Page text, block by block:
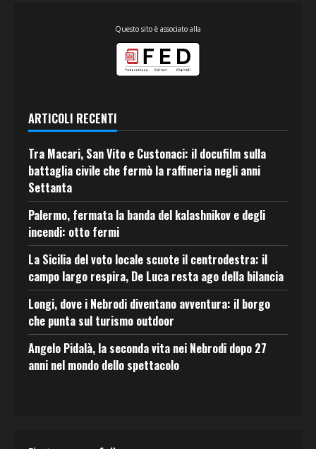
Questo sito è associato alla
ARTICOLI RECENTI
Tra Macari, San Vito e Custonaci: il docufilm sulla
battaglia civile che fermò la raffineria negli anni
Settanta
Palermo, fermata la banda del kalashnikov e degli
incendi: otto fermi
La Sicilia del voto locale scuote il centrodestra: il
campo largo respira, De Luca resta ago della bilancia
Longi, dove i Nebrodi diventano avventura: il borgo
che punta sul turismo outdoor
Angelo Pidalà, la seconda vita nei Nebrodi dopo 27
anni nel mondo dello spettacolo